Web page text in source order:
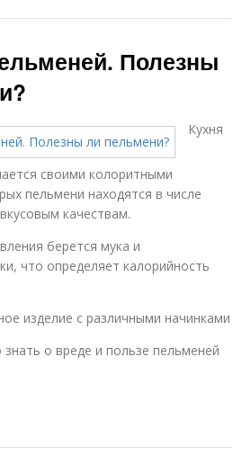
Полезны
Кухня
своими колоритными
пельмени находятся в числе
качествам.
берется мука и
что определяет калорийность
изделие с различными начинками
о вреде и пользе пельменей